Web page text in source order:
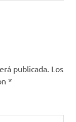
publicada. Los
*